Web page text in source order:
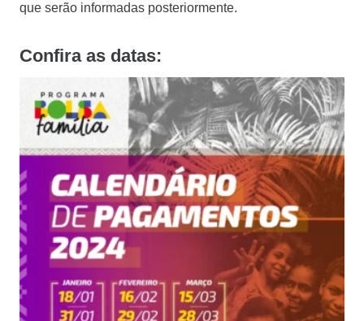
que serão informadas posteriormente.
Confira as datas: